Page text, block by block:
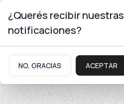
¿Querés recibir nuestras
notificaciones?
NO, GRACIAS ACEPTAR